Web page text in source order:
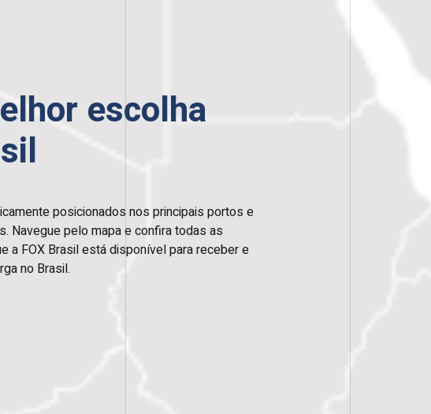
escolha
posicionados nos principais portos e
Navegue pelo mapa e confira todas as
a FOX Brasil está disponível para receber e
no Brasil.